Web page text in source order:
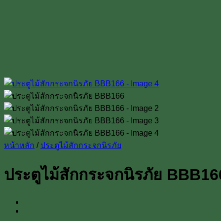
หน้าหลัก / ประตูไม้สักกระจกนิรภัย
ประตูไม้สักกระจกนิรภัย